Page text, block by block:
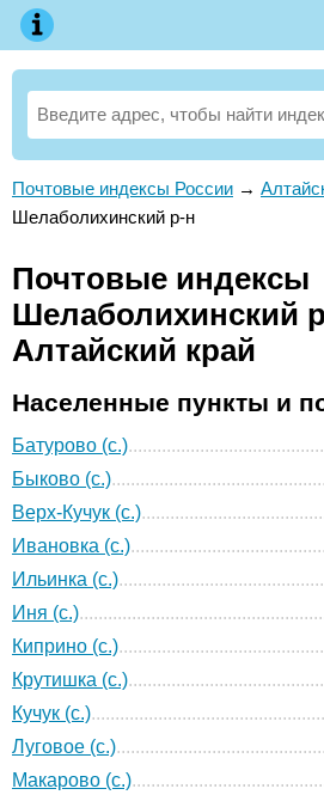
Почтовые индексы России →
Шелаболихинский р-н
Почтовые индексы
Шелаболихинский
Алтайский край
Населенные пункты и
Батурово (с.)
Быково (с.)
Верх-Кучук (с.)
Ивановка (с.)
Ильинка (с.)
Иня (с.)
Киприно (с.)
Крутишка (с.)
Кучук (с.)
Луговое (с.)
Макарово (с.)